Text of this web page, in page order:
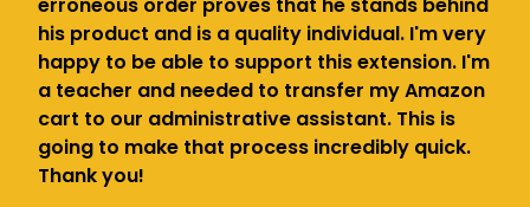
his product and is a quality individual. I'm very
happy to be able to support this extension. I'm
a teacher and needed to transfer my Amazon
cart to our administrative assistant. This is
going to make that process incredibly quick.
Thank you!